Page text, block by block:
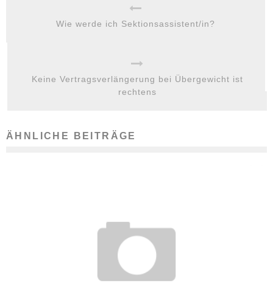
Wie werde ich Sektionsassistent/in?
Keine Vertragsverlängerung bei Übergewicht ist
rechtens
ÄHNLICHE BEITRÄGE